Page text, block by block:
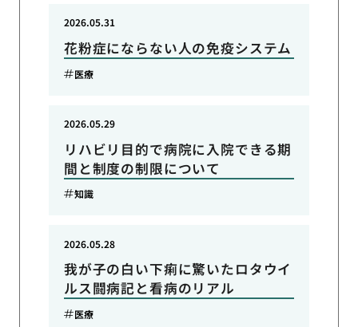
花粉症にならない人の免疫システム
2026.05.31
医療
リハビリ目的で病院に入院できる期
間と制度の制限について
2026.05.29
知識
我が子の白い下痢に驚いたロタウイ
ルス闘病記と看病のリアル
2026.05.28
医療